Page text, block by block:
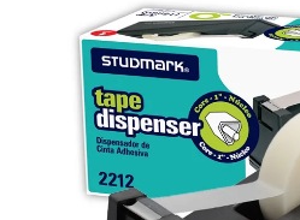
/ÚTILES DE OFICINA/
PERFORADOS / DISPENSADOR DE